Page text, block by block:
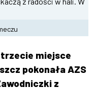
miejsce
pokonała AZS
z